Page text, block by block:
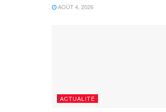
AOÛT 4, 2026
ACTUALITÉ